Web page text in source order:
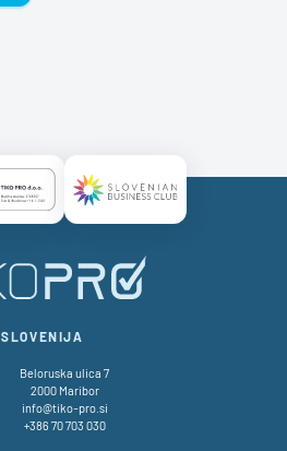
Certificate AAA LogoCertificate SBC Logo
SLOVENIJA
Beloruska ulica 7
2000 Maribor
info@tiko-pro.si
+386 70 703 030